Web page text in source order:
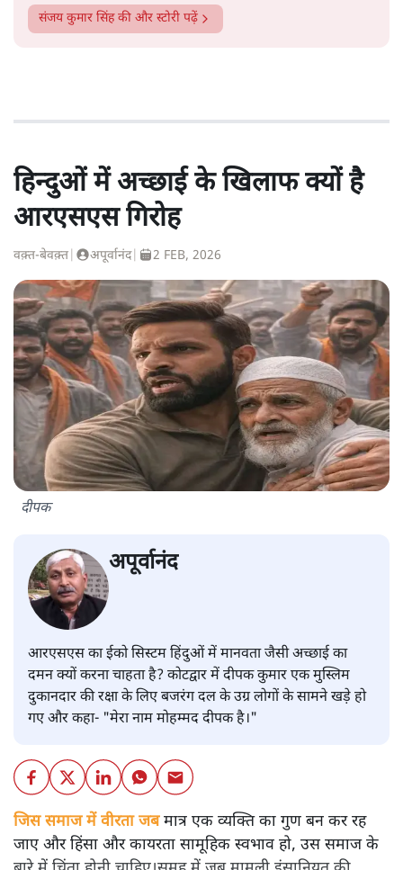
संजय कुमार सिंहकी और स्टोरी पढ़ें
हिन्दुओं में अच्छाई के खिलाफ क्यों है
आरएसएस गिरोह
वक़्त-बेवक़्त अपूर्वानंद| 2 FEB, 2026
दीपक
अपूर्वानंद
आरएसएस का ईको सिस्टम हिंदुओं में मानवता जैसी अच्छाई का
दमन क्यों करना चाहता है? कोटद्वार में दीपक कुमार एक मुस्लिम
दुकानदार की रक्षा के लिए बजरंग दल के उग्र लोगों के सामने खड़े हो
गए और कहा- "मेरा नाम मोहम्मद दीपक है।"
जिस समाज में वीरता जबमात्र एक व्यक्ति का गुण बन कर रह
जाए और हिंसा और कायरता सामूहिक स्वभाव हो, उस समाज के